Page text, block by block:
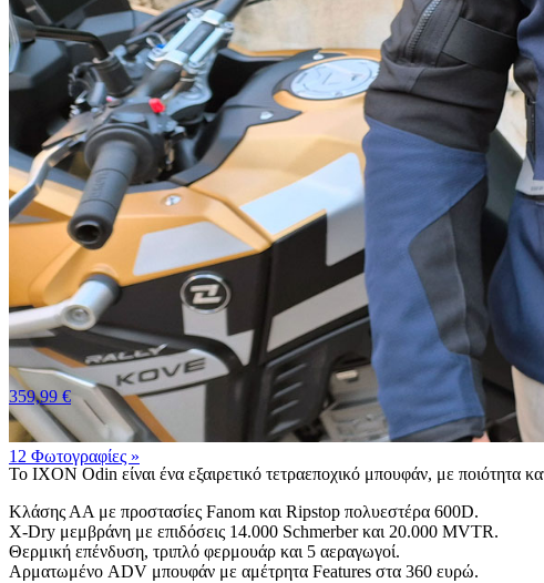
12 Φωτογραφίες »
359,99 €
Το IXON Odin είναι ένα εξαιρετικό τετραεποχικό μπουφάν, με ποιότητα
Κλάσης ΑΑ με προστασίες Fanom και Ripstop πολυεστέρα 600D.
X-Dry μεμβράνη με επιδόσεις 14.000 Schmerber και 20.000 MVTR.
Θερμική επένδυση, τριπλό φερμουάρ και 5 αεραγωγοί.
Αρματωμένο ADV μπουφάν με αμέτρητα Features στα 360 ευρώ.